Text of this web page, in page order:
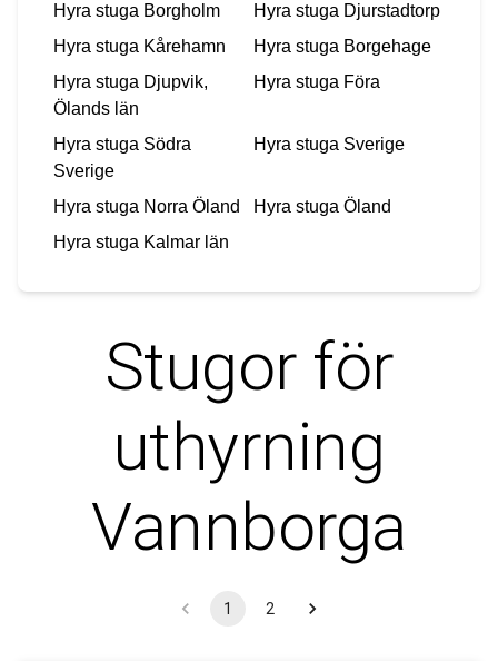
Hyra stuga Borgholm Hyra stuga Djurstadtorp
Hyra stuga Kårehamn Hyra stuga Borgehage
Hyra stuga Djupvik,
Ölands län
Hyra stuga Föra
Hyra stuga Södra
Sverige
Hyra stuga Sverige
Hyra stuga Norra Öland Hyra stuga Öland
Hyra stuga Kalmar län
Stugor för
uthyrning
Vannborga
1 2